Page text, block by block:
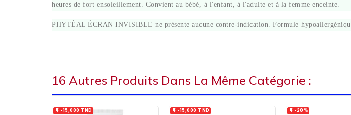
heures de fort ensoleillement. Convient au bébé, à l'enfant, à l'adulte et à la femme enceinte.
PHYTÉAL ÉCRAN INVISIBLE ne présente aucune contre-indication. Formule
16 Autres Produits Dans La Même Catégorie :
 -15,000 TND  -15,000 TND  -20%